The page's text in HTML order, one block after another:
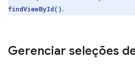
findViewById().
Gerenciar seleções